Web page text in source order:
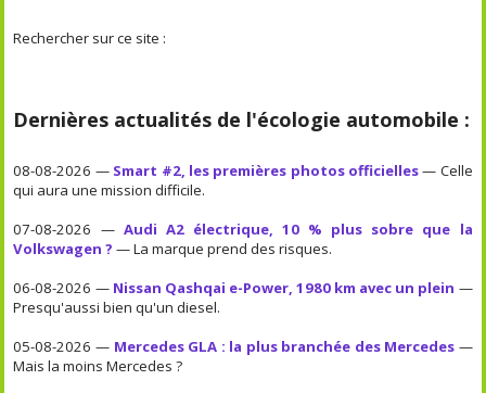
Rechercher sur ce site :
Dernières actualités de l'écologie automobile :
08-08-2026 — Smart #2, les premières photos officielles— Celle
qui aura une mission difficile.
07-08-2026 — Audi A2 électrique, 10 % plus sobre que la
Volkswagen ? — La marque prend des risques.
06-08-2026 — Nissan Qashqai e-Power, 1980 km avec un plein —
Presqu'aussi bien qu'un diesel.
05-08-2026 — Mercedes GLA : la plus branchée des Mercedes —
Mais la moins Mercedes ?